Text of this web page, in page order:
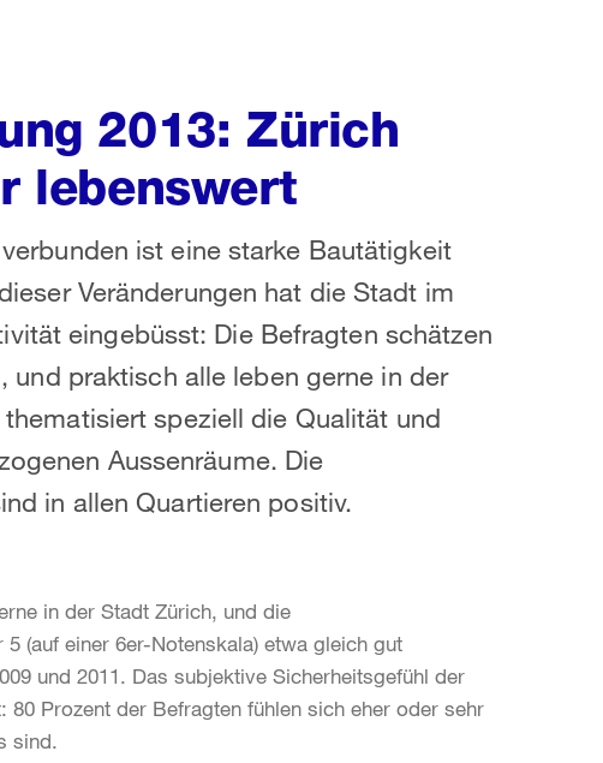
2013: Zürich
lebenswert
ist eine starke Bautätigkeit
Veränderungen hat die Stadt im
eingebüsst: Die Befragten schätzen
praktisch alle leben gerne in der
speziell die Qualität und
Aussenräume. Die
in allen Quartieren positiv.
in der Stadt Zürich, und die
(auf einer 6er-Notenskala) etwa gleich gut
und 2011. Das subjektive Sicherheitsgefühl der
Prozent der Befragten fühlen sich eher oder sehr
sind.